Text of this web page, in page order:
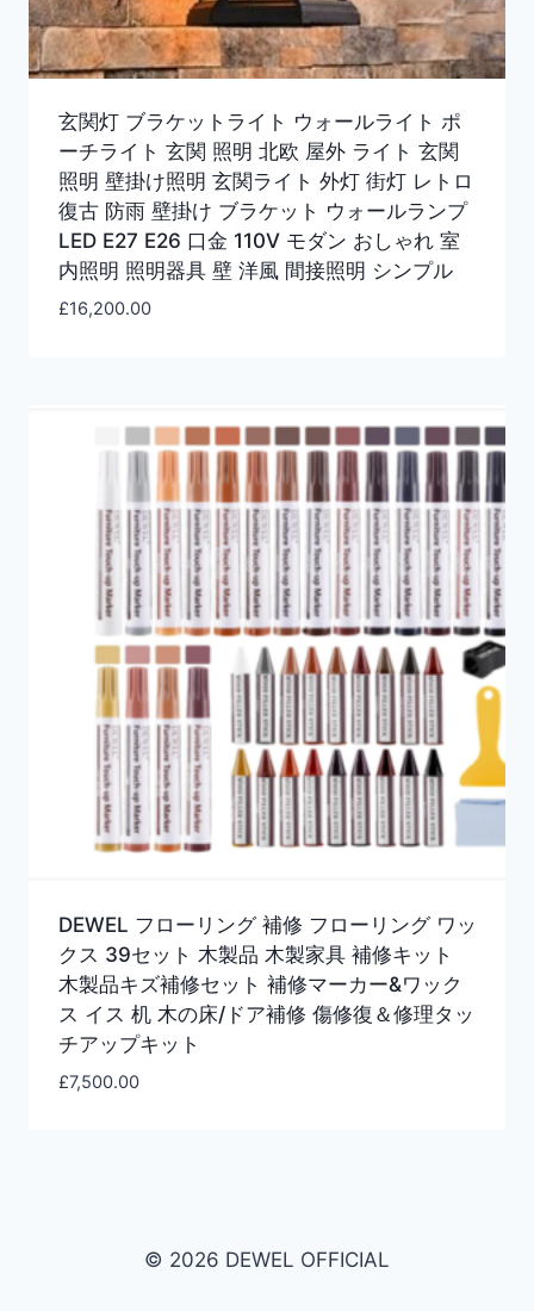
玄関灯 ブラケットライト ウォールライト ポ
ーチライト 玄関 照明 北欧 屋外 ライト 玄関
照明 壁掛け照明 玄関ライト 外灯 街灯 レトロ
復古 防雨 壁掛け ブラケット ウォールランプ
LED E27 E26 口金 110V モダン おしゃれ 室
内照明 照明器具 壁 洋風 間接照明 シンプル
£16,200.00
DEWEL フローリング 補修 フローリング ワッ
クス 39セット 木製品 木製家具 補修キット
木製品キズ補修セット 補修マーカー&ワック
ス イス 机 木の床/ドア補修 傷修復＆修理タッ
チアップキット
£7,500.00
© 2026 DEWEL OFFICIAL